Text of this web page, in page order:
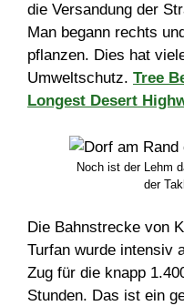
die Versandung der
Man begann rechts
pflanzen. Dies hat
Umweltschutz. Tree
Longest Desert
Noch ist der Lehm
der
Die Bahnstrecke von
Turfan wurde intensiv
Zug für die knapp
Stunden. Das ist ein